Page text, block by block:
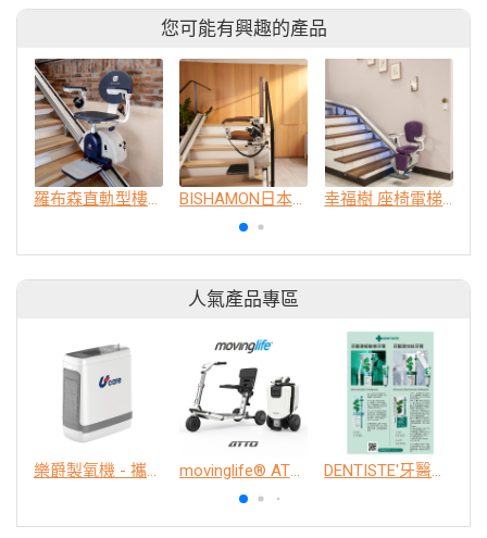
您可能有興趣的產品
羅布森直軌型樓梯升降椅 BISHAMON日本精裝款直軌樓梯升降椅 幸福樹 座椅電梯 樓梯升降椅
人氣產品專區
樂爵製氧機 - 攜帶型 movinglife® ATTO新世代電動代步車 經典款 DENTISTE'牙醫選極敏感牙膏、抗蛀牙膏